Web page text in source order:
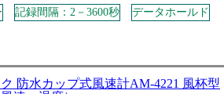
記録間隔：2－3600秒
データホールド
防水カップ式風速計AM-4221 風杯型